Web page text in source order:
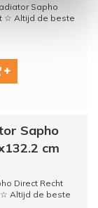
Sapho
☆ Altijd de beste
Sapho
cm
Direct Recht
☆ Altijd de beste